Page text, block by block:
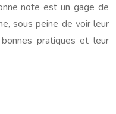
note est un gage de
sous peine de voir leur
pratiques et leur